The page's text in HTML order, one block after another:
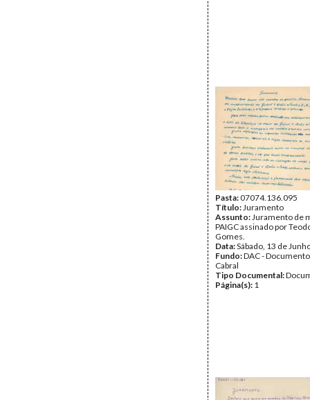
Pasta:07074.136.095
Título:Juramento
Assunto:Juramento de
PAIGC assinado por
Gomes.
Data:Sábado, 13 de
Fundo:DAC -
Cabral
Tipo Documental:
Página(s): 1